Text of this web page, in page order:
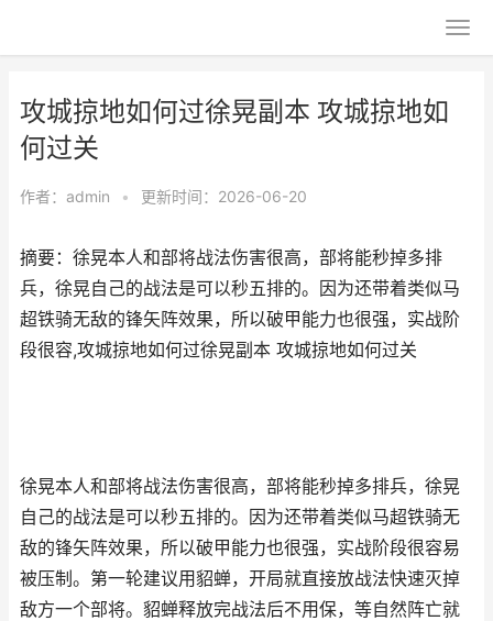
攻城掠地如何过徐晃副本 攻城掠地如
何过关
作者： admin • 更新时间：2026-06-20
摘要：徐晃本人和部将战法伤害很高，部将能秒掉多排
兵，徐晃自己的战法是可以秒五排的。因为还带着类似马
超铁骑无敌的锋矢阵效果，所以破甲能力也很强，实战阶
段很容,攻城掠地如何过徐晃副本 攻城掠地如何过关
徐晃本人和部将战法伤害很高，部将能秒掉多排兵，徐晃
自己的战法是可以秒五排的。因为还带着类似马超铁骑无
敌的锋矢阵效果，所以破甲能力也很强，实战阶段很容易
被压制。第一轮建议用貂蝉，开局就直接放战法快速灭掉
敌方一个部将。貂蝉释放完战法后不用保，等自然阵亡就